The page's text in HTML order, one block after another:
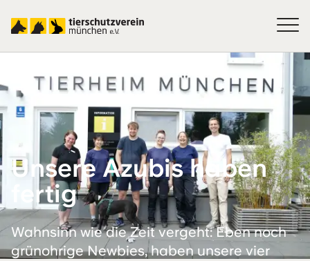
Unsere Azubis haben
fertig
Wahnsinn wie die Zeit vergeht: Eben noch
grünohrige Newbies, haben unsere vier